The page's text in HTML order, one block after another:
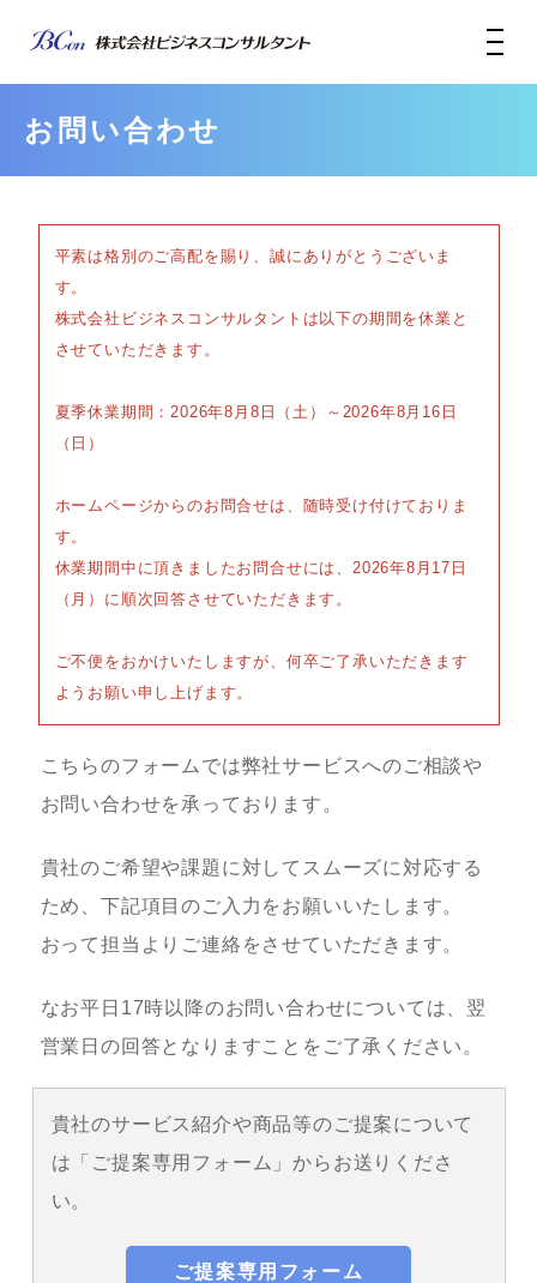
お問い合わせ
平素は格別のご高配を賜り、誠にありがとうございま
す。
株式会社ビジネスコンサルタントは以下の期間を休業と
させていただきます。
夏季休業期間：2026年8月8日（土）～2026年8月16日
（日）
ホームページからのお問合せは、随時受け付けておりま
す。
休業期間中に頂きましたお問合せには、2026年8月17日
（月）に順次回答させていただきます。
ご不便をおかけいたしますが、何卒ご了承いただきます
ようお願い申し上げます。
こちらのフォームでは弊社サービスへのご相談や
お問い合わせを承っております。
貴社のご希望や課題に対してスムーズに対応する
ため、下記項目のご入力をお願いいたします。
おって担当よりご連絡をさせていただきます。
なお平日17時以降のお問い合わせについては、翌
営業日の回答となりますことをご了承ください。
貴社のサービス紹介や商品等のご提案について
は「ご提案専用フォーム」からお送りくださ
い。
ご提案専用フォーム